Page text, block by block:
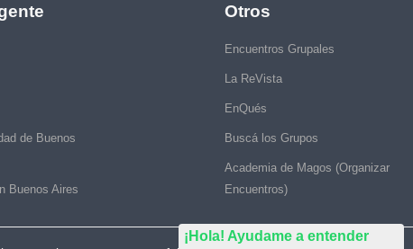
¡Hola! Ayudame a entender
de Buenos
Buenos Aires
Otros
Encuentros Grupales
La ReVista
EnQués
Buscá los Grupos
Academia de Magos (Organizar
Encuentros)